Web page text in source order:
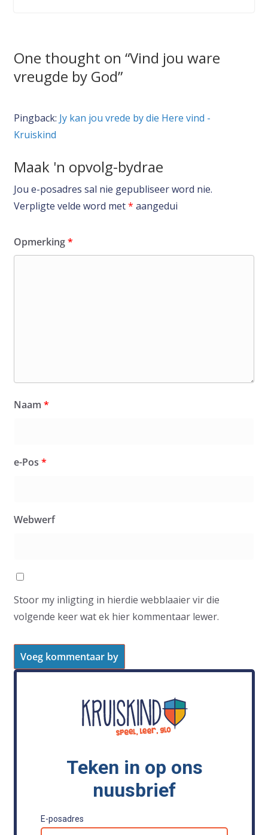
One thought on “Vind jou ware
vreugde by God”
Pingback: Jy kan jou vrede by die Here vind -
Kruiskind
Maak 'n opvolg-bydrae
Jou e-posadres sal nie gepubliseer word nie.
Verpligte velde word met* aangedui
Opmerking*
Naam *
e-Pos *
Webwerf
Stoor my inligting in hierdie webblaaier vir die
volgende keer wat ek hier kommentaar lewer.